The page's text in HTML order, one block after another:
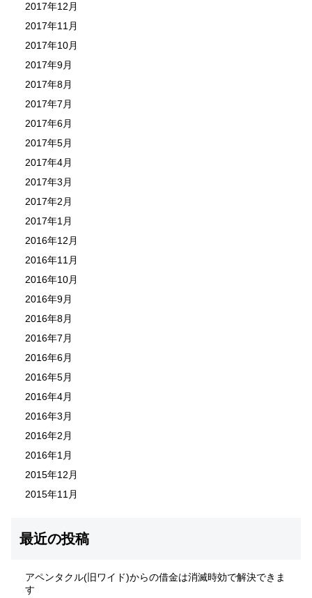
2017年12月
2017年11月
2017年10月
2017年9月
2017年8月
2017年7月
2017年6月
2017年5月
2017年4月
2017年3月
2017年2月
2017年1月
2016年12月
2016年11月
2016年10月
2016年9月
2016年8月
2016年7月
2016年6月
2016年5月
2016年4月
2016年3月
2016年2月
2016年1月
2015年12月
2015年11月
最近の投稿
アペンタクル(旧ワイド)からの借金は消滅時効で解決できま
す